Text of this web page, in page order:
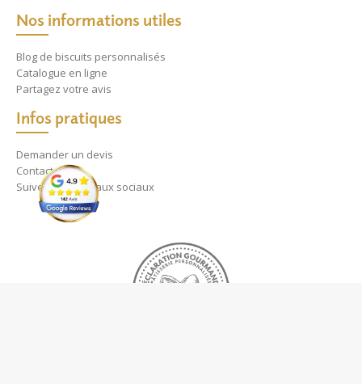
Nos informations utiles
Blog de biscuits personnalisés
Catalogue en ligne
Partagez votre avis
Infos pratiques
Demander un devis
Contact
Suivez nos réseaux sociaux